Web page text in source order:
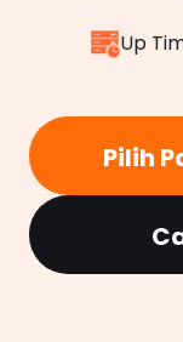
Up
Pilih